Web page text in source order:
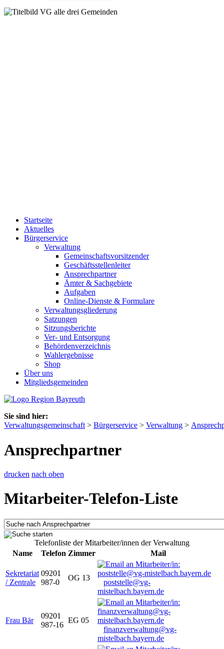
Startseite
Aktuelles
Bürgerservice
Verwaltung
Gemeinschaftsvorsitzender
Geschäftsstellenleiter
Ansprechpartner
Ämter & Sachgebiete
Aufgaben
Online-Dienste & Formulare
Verwaltungsgliederung
Satzungen
Sitzungsberichte
Ver- und Entsorgung
Behördenverzeichnis
Wahlergebnisse
Shop
Über uns
Mitgliedsgemeinden
Sie sind hier:
Verwaltungsgemeinschaft > Bürgerservice > Verwaltung >
Ansprechpartner
drucken nach oben
Mitarbeiter-Telefon-Liste
Telefonliste der Mitarbeiter/innen der Verwaltung
Name
Telefon Zimmer Mail
Sekretariat
/ Zentrale
09201
987-0
OG 13
poststelle@vg-
mistelbach.bayern.de
Frau Bär
09201
987-16
EG 05
finanzverwaltung@vg-
mistelbach.bayern.de